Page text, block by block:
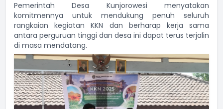
Pemerintah Desa Kunjorowesi menyatakan
komitmennya untuk mendukung penuh seluruh
rangkaian kegiatan KKN dan berharap kerja sama
antara perguruan tinggi dan desa ini dapat terus terjalin
di masa mendatang.